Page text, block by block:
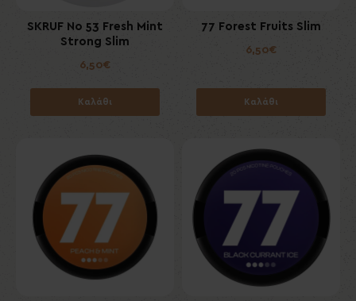
SKRUF No 53 Fresh Mint
Strong Slim
6,50€
Καλάθι
77 Forest Fruits Slim
6,50€
Καλάθι